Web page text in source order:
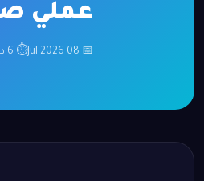
عملي
📅 08 Jul 2026 ⏱ 6 دقائق